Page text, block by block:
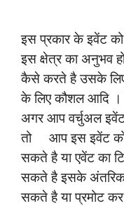
इस प्रकार के इवेंट
इस क्षेत्र का अनुभव
कैसे करते है उसके लिए
के लिए कौशल आदि ।
अगर आप वर्चुअल
तो आप इस इवेंट को
सकते है या एवेंट का
सकते है इसके अंतरिक
सकते है या प्रमोट